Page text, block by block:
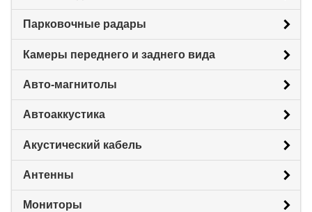
Парковочные радары
Камеры переднего и заднего вида
Авто-магнитолы
Автоаккустика
Акустический кабель
Антенны
Мониторы